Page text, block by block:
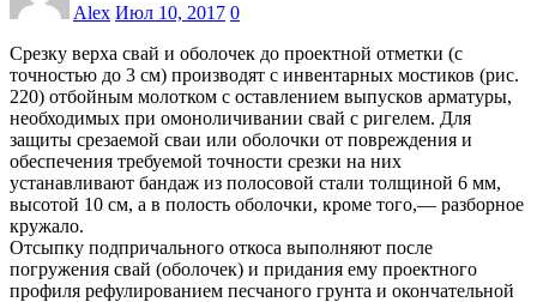
Alex Июл 10, 2017 0
Срезку верха свай и оболочек до проектной отметки (с
точностью до 3 см) производят с инвентарных мостиков (рис.
220) отбойным молотком с оставлением выпусков арматуры,
необходимых при омоноличивании свай с ригелем. Для
защиты срезаемой сваи или оболочки от повреждения и
обеспечения требуемой точности срезки на них
устанавливают бандаж из полосовой стали толщиной 6 мм,
высотой 10 см, а в полость оболочки, кроме того,— разборное
кружало.
Отсыпку подпричального откоса выполняют после
погружения свай (оболочек) и придания ему проектного
профиля рефулированием песчаного грунта и окончательной